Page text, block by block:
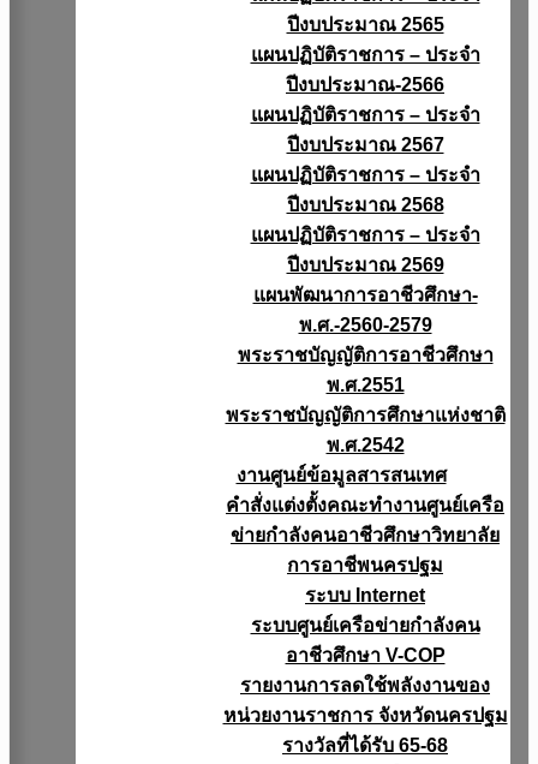
ปีงบประมาณ 2565
แผนปฏิบัติราชการ – ประจำ
ปีงบประมาณ-2566
แผนปฏิบัติราชการ – ประจำ
ปีงบประมาณ 2567
แผนปฏิบัติราชการ – ประจำ
ปีงบประมาณ 2568
แผนปฏิบัติราชการ – ประจำ
ปีงบประมาณ 2569
แผนพัฒนาการอาชีวศึกษา-
พ.ศ.-2560-2579
พระราชบัญญัติการอาชีวศึกษา
พ.ศ.2551
พระราชบัญญัติการศึกษาแห่งชาติ
พ.ศ.2542
งานศูนย์ข้อมูลสารสนเทศ
คำสั่งแต่งตั้งคณะทำงานศูนย์เครือ
ข่ายกำลังคนอาชีวศึกษาวิทยาลัย
การอาชีพนครปฐม
ระบบ Internet
ระบบศูนย์เครือข่ายกำลังคน
อาชีวศึกษา V-COP
รายงานการลดใช้พลังงานของ
หน่วยงานราชการ จังหวัดนครปฐม
รางวัลที่ได้รับ 65-68